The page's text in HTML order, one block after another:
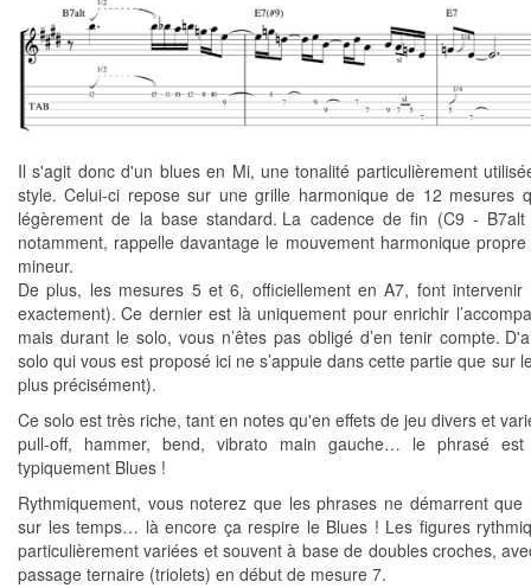
Il s'agit donc d'un blues en Mi, une tonalité particulièrement
style. Celui-ci repose sur une grille harmonique de 12 mesures
légèrement de la base standard. La cadence de fin (C9 -
notamment, rappelle davantage le mouvement harmonique
mineur.
De plus, les mesures 5 et 6, officiellement en A7, font intervenir
exactement). Ce dernier est là uniquement pour enrichir
mais durant le solo, vous n’êtes pas obligé d’en tenir compte.
solo qui vous est proposé ici ne s’appuie dans cette partie que sur
plus précisément).
Ce solo est très riche, tant en notes qu'en effets de jeu divers et
pull-off, hammer, bend, vibrato main gauche… le phrasé
typiquement Blues !
Rythmiquement, vous noterez que les phrases ne démarrent que
sur les temps… là encore ça respire le Blues ! Les figures
particulièrement variées et souvent à base de doubles croches,
passage ternaire (triolets) en début de mesure 7.